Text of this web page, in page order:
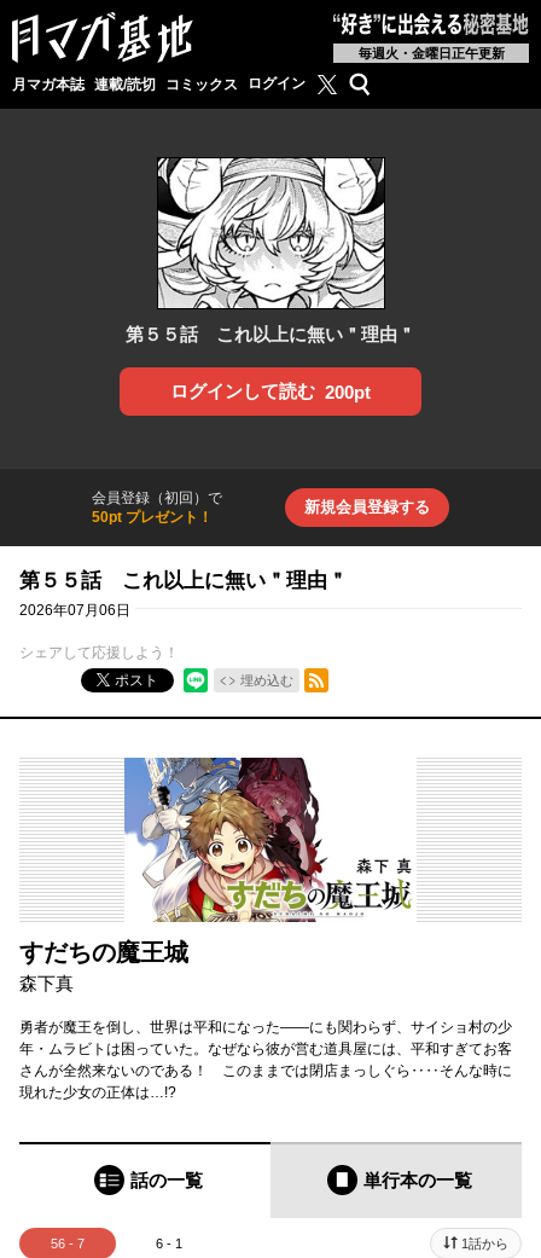
毎週火・金曜日正午更新
月マガ本誌 連載/読切 コミックス ログイン 月マガ基地公式X
検索
第５５話 これ以上に無い＂理由＂
ログインして読む 200pt
会員登録（初回）で
50pt プレゼント！
新規会員登録する
第５５話 これ以上に無い＂理由＂
2026年07月06日
シェアして応援しよう！
ポスト
埋め込む
RSSフィード
すだちの魔王城
森下真
勇者が魔王を倒し、世界は平和になった――にも関わらず、サイショ村の少
年・ムラビトは困っていた。なぜなら彼が営む道具屋には、平和すぎてお客
さんが全然来ないのである！ このままでは閉店まっしぐら‥‥そんな時に
現れた少女の正体は…!?
話の一覧 単行本の一覧
56 - 7 6 - 1 1話から